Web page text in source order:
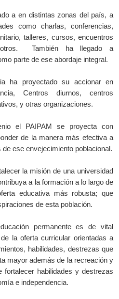
a en distintas zonas del país, a
como charlas, conferencias,
talleres, cursos, encuentros
También ha llegado a
parte de ese abordaje integral.
ha proyectado su accionar en
Centros diurnos, centros
y otras organizaciones.
el PAIPAM se proyecta con
de la manera más efectiva a
ese envejecimiento poblacional.
la misión de una universidad
a la formación a lo largo de
educativa más robusta; que
de esta población.
permanente es de vital
la oferta curricular orientadas a
habilidades, destrezas que
mayor además de la recreación y
fortalecer habilidades y destrezas
e independencia.